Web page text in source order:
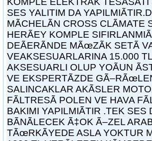
SES YALITIM DA
MÃCHELÃN CROSS
HERÃEY KOMPLE
DEÃERÃNDE MÃœZÃK SETÃ
VEAKSESUARLARINA 15.000
AKSESUARLI OLUP YOÃUN
VE EKSPERTÃZDE
SALINCAKLAR AKÃSLER
FÃLTRESÃ POLEN VE HAVA
BAKIMI YAPILMIÃTIR .TEK
BÃNÃLECEK Ã‡OK Ã–ZEL
TÃœRKÃYEDE ASLA YOKTUR